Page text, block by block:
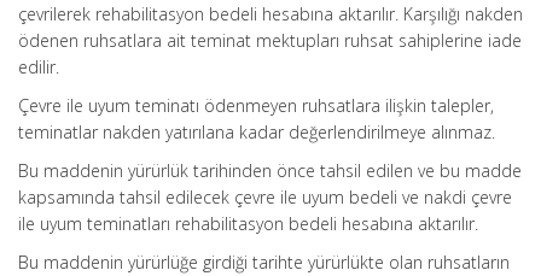
çevrilerek rehabilitasyon bedeli hesabına aktarılır. Karşılığı nakden
ödenen ruhsatlara ait teminat mektupları ruhsat sahiplerine iade
edilir.
Çevre ile uyum teminatı ödenmeyen ruhsatlara ilişkin talepler,
teminatlar nakden yatırılana kadar değerlendirilmeye alınmaz.
Bu maddenin yürürlük tarihinden önce tahsil edilen ve bu madde
kapsamında tahsil edilecek çevre ile uyum bedeli ve nakdi çevre
ile uyum teminatları rehabilitasyon bedeli hesabına aktarılır.
Bu maddenin yürürlüğe girdiği tarihte yürürlükte olan ruhsatların